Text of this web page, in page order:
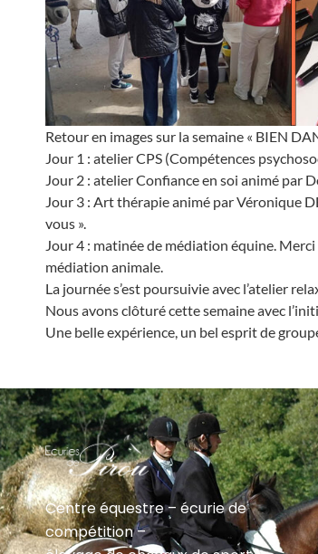
Retour en images sur la semaine « BIEN
Jour 1 : atelier CPS (Compétences
Jour 2 : atelier Confiance en soi animé par
Jour 3 : Art thérapie animé par Véronique
vous ».
Jour 4 : matinée de médiation équine.
médiation animale.
La journée s’est poursuivie avec l’atelier
Nous avons clôturé cette semaine avec
Une belle expérience, un bel esprit de
Centre équestre – écurie de
compétition –